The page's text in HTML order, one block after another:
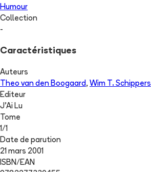
Humour
Collection
-
Caractéristiques
Auteurs
Theo van den Boogaard, Wim T. Schippers
Editeur
J'Ai Lu
Tome
1/1
Date de parution
21 mars 2001
ISBN/EAN